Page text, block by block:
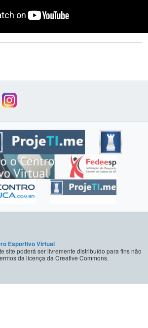
Esportivo Virtual
site poderá ser livremente distribuído para fins não
da licença da Creative Commons.